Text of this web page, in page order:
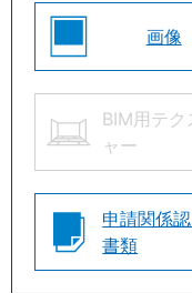
画像
BIM用テク
ャー
申請関係
書類